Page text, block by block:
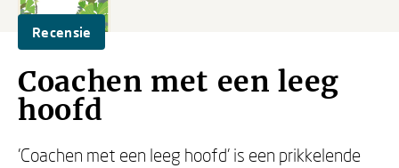
Recensie
Coachen met een leeg
hoofd
'Coachen met een leeg hoofd' is een prikkelende